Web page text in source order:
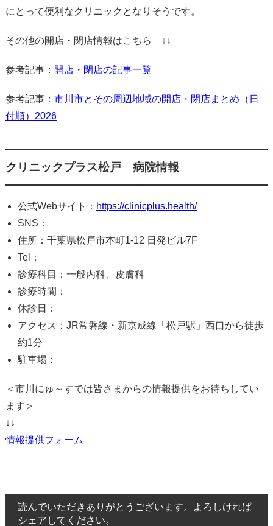
にとって便利なクリニックとなりそうです。
その他の開店・閉店情報はこちら ↓↓
参考記事： 開店・閉店の記事一覧
参考記事： 市川市とその周辺地域の開店・閉店まとめ（日
付順）2026
クリニックプラス松戸 病院情報
公式Webサイト： https://clinicplus.health/
SNS：
住所：千葉県松戸市本町1-12 日発ビル7F
Tel：
診療科目：一般内科、皮膚科
診療時間：
休診日：
アクセス：JR常磐線・新京成線「松戸駅」西口から徒歩
約1分
駐車場：
＜市川にゅ～すでは皆さまからの情報提供をお待ちしてい
ます＞
↓↓
情報提供フォーム
読んでいただきありがとうございます。よろしければ
シェアしてください。